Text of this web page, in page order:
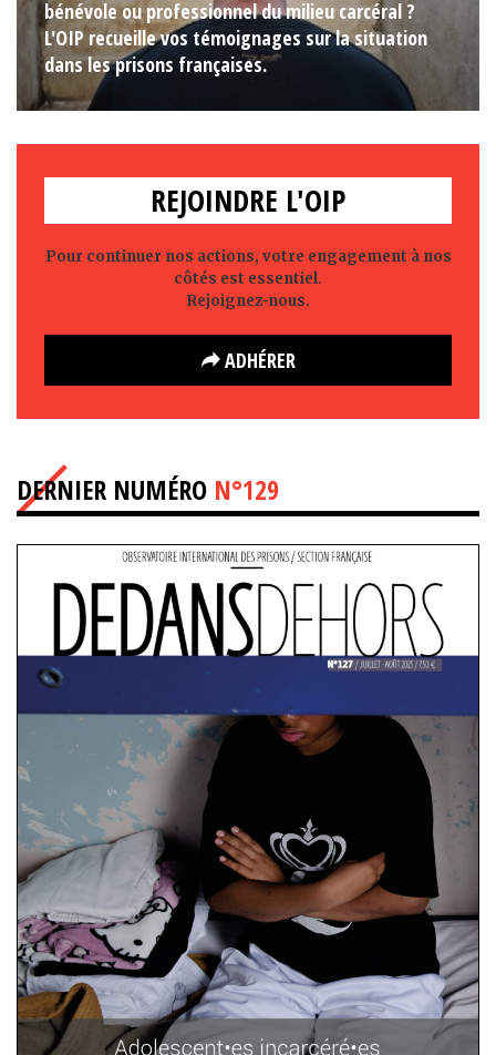
bénévole ou professionnel du milieu carcéral ?
L'OIP recueille vos témoignages sur la situation
dans les prisons françaises.
REJOINDRE L'OIP
Pour continuer nos actions, votre engagement à nos
côtés est essentiel.
Rejoignez-nous.
ADHÉRER
DERNIER NUMÉRO N°129